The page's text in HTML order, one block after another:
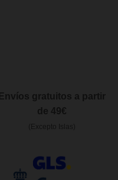
Envíos gratuitos a partir
de 49€
(Excepto Islas)